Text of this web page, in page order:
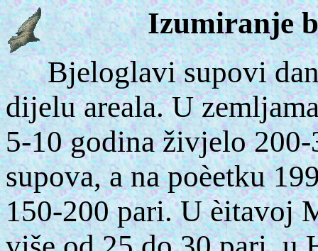
Izumiranje
Bjeloglavi supovi
dijelu areala. U
5-10 godina živjelo
supova, a na poèetku
150-200 pari.U èitavoj